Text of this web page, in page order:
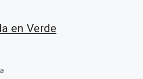
en Verde